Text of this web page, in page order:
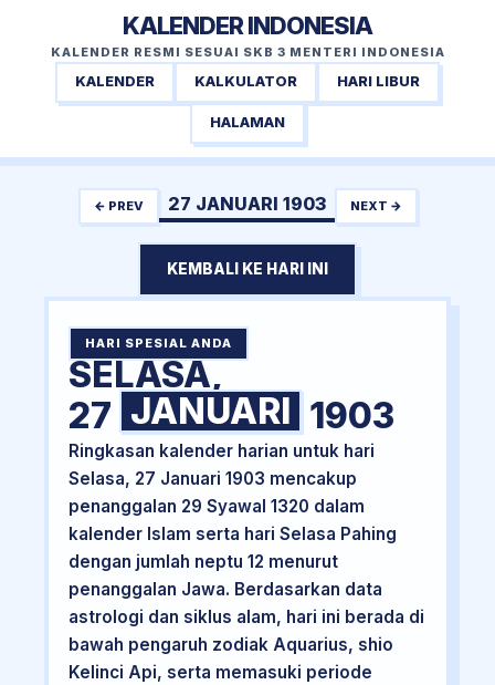
KALENDER INDONESIA
KALENDER RESMI SESUAI SKB 3 MENTERI INDONESIA
KALENDER KALKULATOR HARI LIBUR
HALAMAN
← PREV 27 JANUARI 1903 NEXT →
KEMBALI KE HARI INI
HARI SPESIAL ANDA
SELASA,
27 JANUARI 1903
Ringkasan kalender harian untuk hari
Selasa, 27 Januari 1903 mencakup
penanggalan 29 Syawal 1320 dalam
kalender Islam serta hari Selasa Pahing
dengan jumlah neptu 12 menurut
penanggalan Jawa. Berdasarkan data
astrologi dan siklus alam, hari ini berada di
bawah pengaruh zodiak Aquarius, shio
Kelinci Api, serta memasuki periode